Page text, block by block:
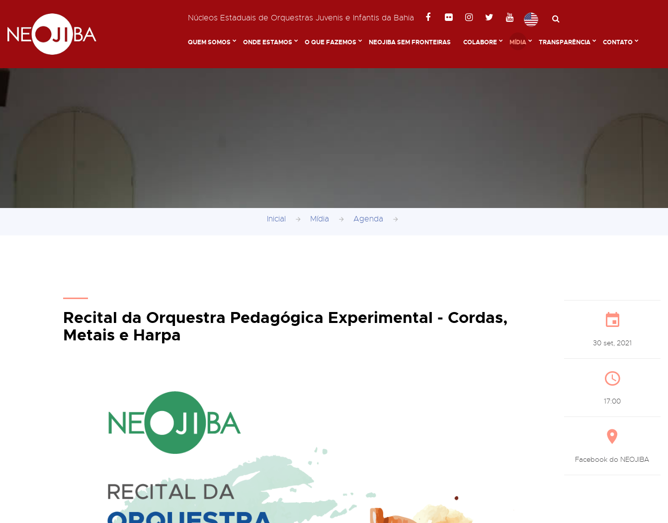
Núcleos Estaduais de Orquestras Juvenis e Infantis da Bahia
QUEM SOMOS ONDE ESTAMOS O QUE FAZEMOS NEOJIBA SEM FRONTEIRAS COLABORE MÍDIA TRANSPARÊNCIA CONTATO
Inicial Mídia Agenda
Recital da Orquestra Pedagógica Experimental - Cordas,
Metais e Harpa
30 set, 2021
17:00
Facebook do NEOJIBA